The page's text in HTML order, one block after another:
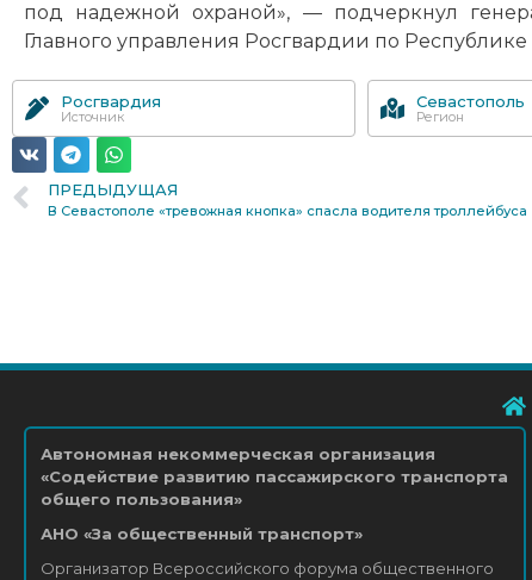
под надежной охраной», — подчеркнул
Главного управления Росгвардии по
Росгвардия
Источник
Севастополь
Регион
ПРЕДЫДУЩАЯ
В Севастополе «тревожная кнопка» спасла водителя троллейбуса
Автономная некоммерческая организация
«Содействие развитию пассажирского транспорта
общего пользования»
АНО «За общественный транспорт»
Организатор Всероссийского форума общественного